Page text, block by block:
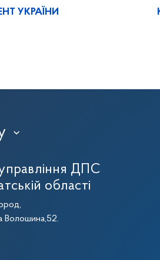
УКРАЇНИ
›
управління ДПС
області
Волошина,52.